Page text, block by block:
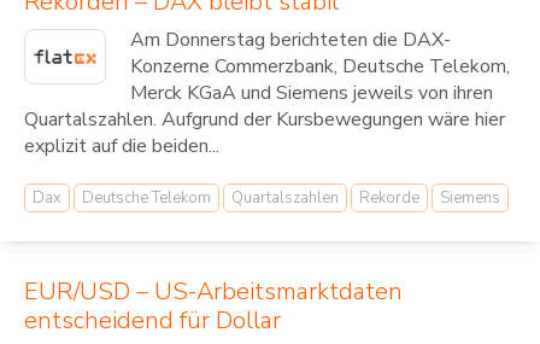
Am Donnerstag berichteten die DAX-
Konzerne Commerzbank, Deutsche Telekom,
Merck KGaA und Siemens jeweils von ihren
Quartalszahlen. Aufgrund der Kursbewegungen wäre hier
explizit auf die beiden...
Dax Deutsche Telekom Quartalszahlen Rekorde Siemens
EUR/USD – US-Arbeitsmarktdaten
entscheidend für Dollar